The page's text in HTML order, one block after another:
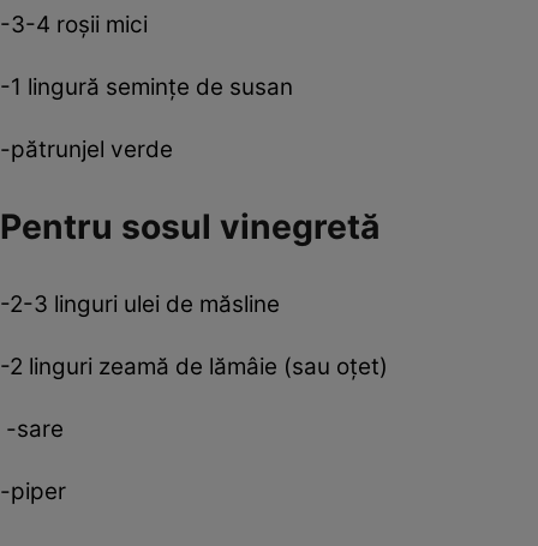
-3-4 roşii mici
-1 lingură seminţe de susan
-pătrunjel verde
Pentru sosul vinegretă
-2-3 linguri ulei de măsline
-2 linguri zeamă de lămâie (sau oţet)
-sare
-piper